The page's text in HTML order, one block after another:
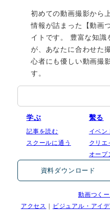
初めての動画撮影から
情報が詰まった【動画
イトです。 豊富な知識
が、あなたに合わせた
心者にも優しい動画撮
す。
学ぶ
記事を読む
スクールに通う
繫る
イベン
クリエ
オープ
資料ダウンロード
動画つく
アクセス ｜ ビジュアル・アイ